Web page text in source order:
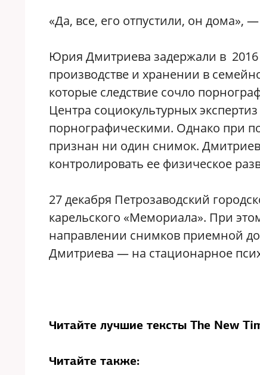
«Да, все, его отпустили, он дома»,
Юрия Дмитриева задержали в 2016
производстве и хранении в
которые следствие сочло
Центра социокультурных
порнографическими. Однако при
признан ни один снимок.
контролировать ее физическое
27 декабря Петрозаводский
карельского «Мемориала». При
направлении снимков приемной
Дмитриева — на стационарное
Читайте лучшие тексты The New
Читайте также: